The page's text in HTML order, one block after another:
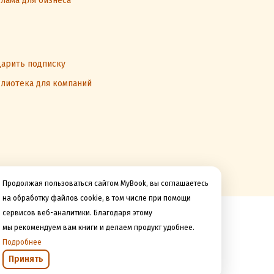
Продолжая пользоваться сайтом MyBook, вы соглашаетесь
на обработку файлов cookie, в том числе при помощи
сервисов веб-аналитики. Благодаря этому
мы рекомендуем вам книги и делаем продукт удобнее.
Подробнее
Принять
подписку
для компаний